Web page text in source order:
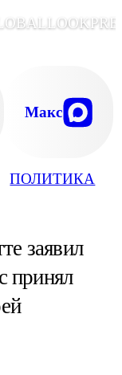
ПОЛИТИКА
Макс
заявил
принял